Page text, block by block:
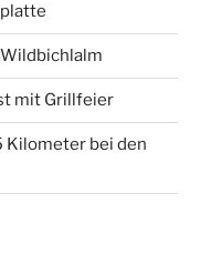
mit Grillfeier
Kilometer bei den